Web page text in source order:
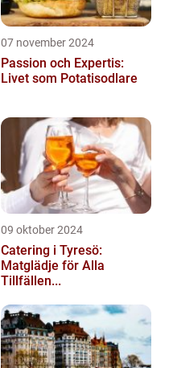
07 november 2024
Passion och Expertis:
Livet som Potatisodlare
09 oktober 2024
Catering i Tyresö:
Matglädje för Alla
Tillfällen...